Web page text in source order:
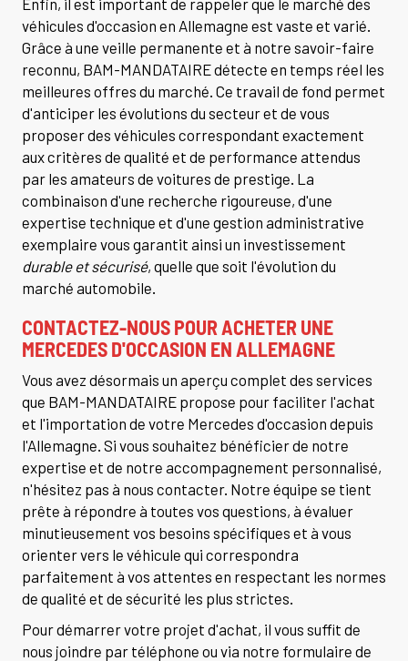
véhicules d'occasion en Allemagne est vaste et varié.
Grâce à une veille permanente et à notre savoir-faire
reconnu, BAM-MANDATAIRE détecte en temps réel les
meilleures offres du marché. Ce travail de fond permet
d'anticiper les évolutions du secteur et de vous
proposer des véhicules correspondant exactement
aux critères de qualité et de performance attendus
par les amateurs de voitures de prestige. La
combinaison d'une recherche rigoureuse, d'une
expertise technique et d'une gestion administrative
exemplaire vous garantit ainsi un investissement
durable et sécurisé, quelle que soit l'évolution du
marché automobile.
CONTACTEZ-NOUS POURACHETER UNE
MERCEDES D'OCCASION EN ALLEMAGNE
Vous avez désormais un aperçu complet des services
que BAM-MANDATAIRE propose pour faciliter l'achat
et l'importation de votre Mercedes d'occasion depuis
l'Allemagne. Si vous souhaitez bénéficier de notre
expertise et de notre accompagnement personnalisé,
n'hésitez pas à nous contacter. Notre équipe se tient
prête à répondre à toutes vos questions, à évaluer
minutieusement vos besoins spécifiques et à vous
orienter vers le véhicule qui correspondra
parfaitement à vos attentes en respectant les normes
de qualité et de sécurité les plus strictes.
Pour démarrer votre projet d'achat, il vous suffit de
nous joindre par téléphone ou via notre formulaire de